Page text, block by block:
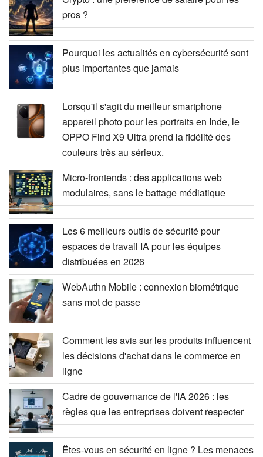
pros ?
Pourquoi les actualités en cybersécurité sont
plus importantes que jamais
Lorsqu'il s'agit du meilleur smartphone
appareil photo pour les portraits en Inde, le
OPPO Find X9 Ultra prend la fidélité des
couleurs très au sérieux.
Micro-frontends : des applications web
modulaires, sans le battage médiatique
Les 6 meilleurs outils de sécurité pour
espaces de travail IA pour les équipes
distribuées en 2026
WebAuthn Mobile : connexion biométrique
sans mot de passe
Comment les avis sur les produits influencent
les décisions d'achat dans le commerce en
ligne
Cadre de gouvernance de l'IA 2026 : les
règles que les entreprises doivent respecter
Êtes-vous en sécurité en ligne ? Les menaces